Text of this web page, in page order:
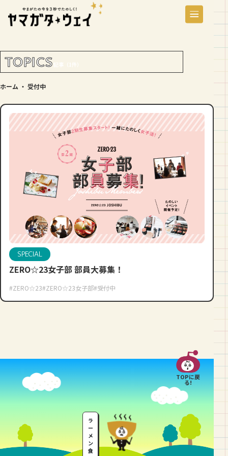
TOPICS 記事（1件）
ホーム ・ 受付中
SPECIAL
ZERO☆23女子部 部員大募集！
#ZERO☆23#ZERO☆23女子部#受付中
TOPに戻
る!
ラ
ー
メ
ン
食